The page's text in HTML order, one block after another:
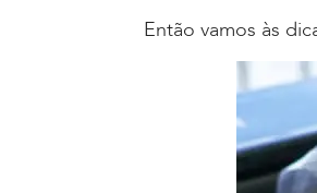
Então vamos às